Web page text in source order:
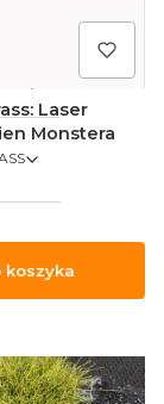
Laser
Monstera
koszyka